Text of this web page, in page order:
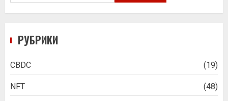
РУБРИКИ
CBDC (19)
NFT (48)